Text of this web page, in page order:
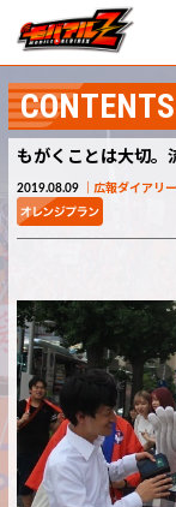
CONTENTS
もがくことは大切。
2019.08.09 広報ダイアリー